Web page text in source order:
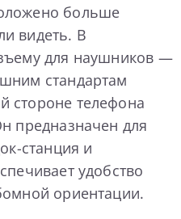
больше
видеть. В
для наушников —
стандартам
стороне телефона
предназначен для
станция и
удобство
ориентации.